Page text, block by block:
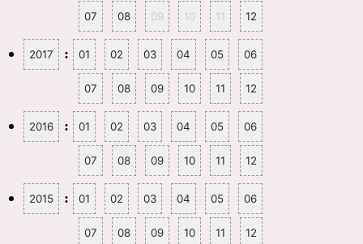
き
ま
す
)
07 08 09 10 11 12
2017 : 01 02 03 04 05 06
07 08 09 10 11 12
2016 : 01 02 03 04 05 06
07 08 09 10 11 12
2015 : 01 02 03 04 05 06
07 08 09 10 11 12